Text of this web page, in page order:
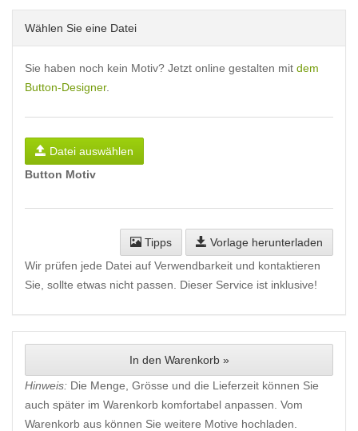
Wählen Sie eine Datei
Sie haben noch kein Motiv? Jetzt online gestalten mit dem
Button-Designer.
Datei auswählen
Button Motiv
Tipps
Vorlage herunterladen
Wir prüfen jede Datei auf Verwendbarkeit und kontaktieren
Sie, sollte etwas nicht passen. Dieser Service ist inklusive!
In den Warenkorb »
Hinweis: Die Menge, Grösse und die Lieferzeit können Sie
auch später im Warenkorb komfortabel anpassen. Vom
Warenkorb aus können Sie weitere Motive hochladen.